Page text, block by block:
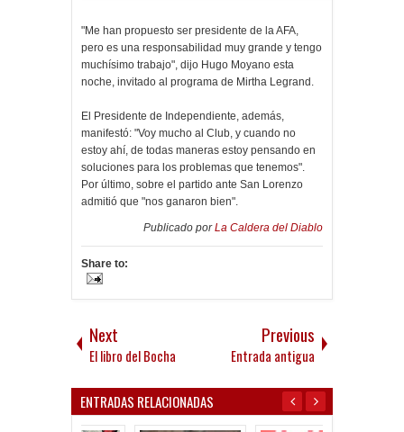
"Me han propuesto ser presidente de la AFA,
pero es una responsabilidad muy grande y tengo
muchísimo trabajo", dijo Hugo Moyano esta
noche, invitado al programa de Mirtha Legrand.
El Presidente de Independiente, además,
manifestó: "Voy mucho al Club, y cuando no
estoy ahí, de todas maneras estoy pensando en
soluciones para los problemas que tenemos".
Por último, sobre el partido ante San Lorenzo
admitió que "nos ganaron bien".
Publicado porLa Caldera del Diablo
Share to:
Next
El libro del Bocha
Previous
Entrada antigua
ENTRADAS RELACIONADAS